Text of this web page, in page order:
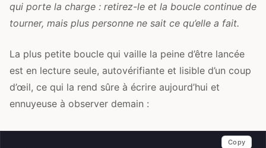
qui porte la charge : retirez-le et la boucle continue de
tourner, mais plus personne ne sait ce qu’elle a fait.
La plus petite boucle qui vaille la peine d’être lancée
est en lecture seule, autovérifiante et lisible d’un coup
d’œil, ce qui la rend sûre à écrire aujourd’hui et
ennuyeuse à observer demain :
Copy